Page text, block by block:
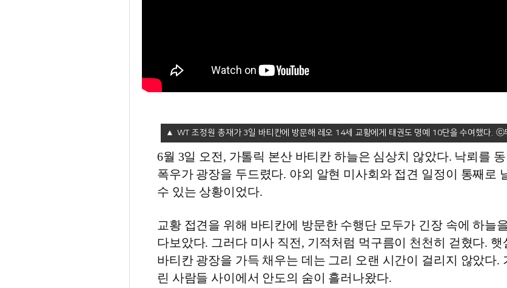
WT 조정원 총재가 3일 바티칸에 방문해 레오 14세 교황에게 태권도 명예 10단을 수여했다.
6월 3일 오전, 가톨릭 본산 바티칸 하늘은 심상치 않았다. 낙뢰를
폭우가 광장을 두드렸다. 야외 알현 미사회와 접견 일정이 통째로
수 있는 상황이었다.
교황 접견을 위해 바티칸에 방문한 수행단 모두가 긴장 속에 하늘
다보았다. 그러다 미사 직전, 기적처럼 먹구름이 천천히 걷혔다. 햇
바티칸 광장을 가득 채우는 데는 그리 오랜 시간이 걸리지 않았다.
린 사람들 사이에서 안도의 숨이 흘러나왔다.